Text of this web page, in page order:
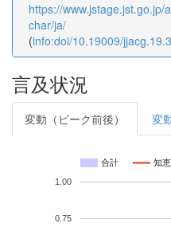
https://
char/ja/
(info:doi/10.19009/
言及状況
変動（ピーク前後） 変
合計 知
0.75
1.00